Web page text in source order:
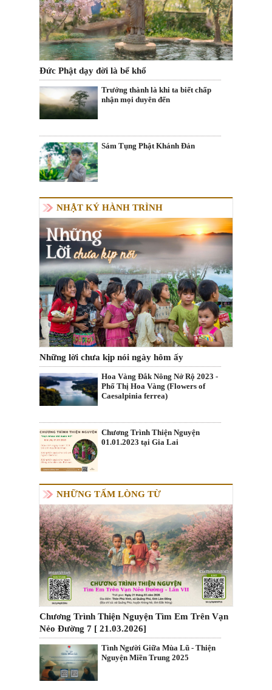
Đức Phật dạy đời là bể khổ
Trưởng thành là khi ta biết chấp
nhận mọi duyên đến
Sám Tụng Phật Khánh Đản
NHẬT KÝ HÀNH TRÌNH
Những lời chưa kịp nói ngày hôm ấy
Hoa Vàng Đắk Nông Nở Rộ 2023 -
Phố Thị Hoa Vàng (Flowers of
Caesalpinia ferrea)
Chương Trình Thiện Nguyện
01.01.2023 tại Gia Lai
NHỮNG TẤM LÒNG TỪ
Chương Trình Thiện Nguyện Tìm Em Trên Vạn
Nẻo Đường 7 [ 21.03.2026]
Tình Người Giữa Mùa Lũ - Thiện
Nguyện Miền Trung 2025